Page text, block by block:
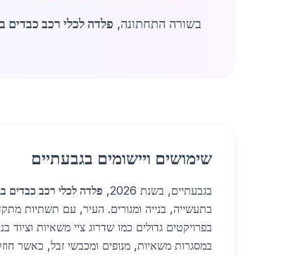
בשורה התחתונה, פלדה לכלי רכב כבדים
שימושים ויישומים בגבעתיים
בגבעתיים, בשנת 2026, פלדה לכלי רכב כבדים
בתעשייה, בנייה ומגורים. העיר, עם תשתיות
בפרויקטים גדולים כמו שדרוג ציי משאיות וציוד
במסגרות משאיות, מנופים ומכבשי זבל, כאשר